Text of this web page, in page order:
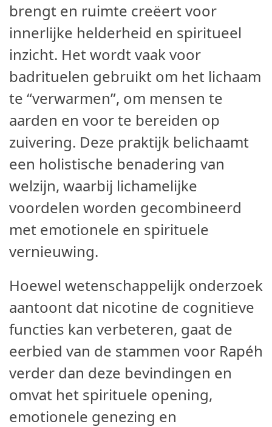
brengt en ruimte creëert voor
innerlijke helderheid en spiritueel
inzicht. Het wordt vaak voor
badrituelen gebruikt om het lichaam
te “verwarmen”, om mensen te
aarden en voor te bereiden op
zuivering. Deze praktijk belichaamt
een holistische benadering van
welzijn, waarbij lichamelijke
voordelen worden gecombineerd
met emotionele en spirituele
vernieuwing.
Hoewel wetenschappelijk onderzoek
aantoont dat nicotine de cognitieve
functies kan verbeteren, gaat de
eerbied van de stammen voor Rapéh
verder dan deze bevindingen en
omvat het spirituele opening,
emotionele genezing en